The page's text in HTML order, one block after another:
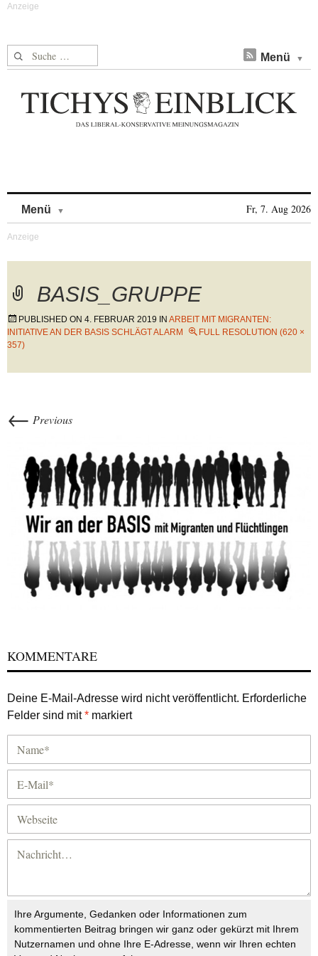
Suche nach: Menü
Menü Fr, 7. Aug 2026
BASIS_GRUPPE
PUBLISHED ON 4. FEBRUAR 2019 IN ARBEIT MIT MIGRANTEN:
INITIATIVE AN DER BASIS SCHLÄGT ALARM
FULL RESOLUTION (620 ×
357)
← Previous
KOMMENTARE
Deine E-Mail-Adresse wird nicht veröffentlicht. Erforderliche
Felder sind mit* markiert
Ihre Argumente, Gedanken oder Informationen zum
kommentierten Beitrag bringen wir ganz oder gekürzt mit Ihrem
Nutzernamen und ohne Ihre E-Adresse, wenn wir Ihren echten